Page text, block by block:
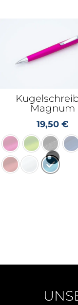
Magnum
19,50 €